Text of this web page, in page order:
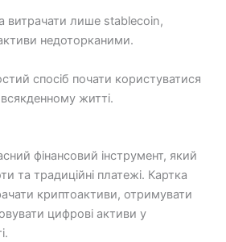
витрачати лише stablecoin,
недоторканими.
спосіб почати користуватися
житті.
фінансовий інструмент, який
та традиційні платежі. Картка
криптоактиви, отримувати
цифрові активи у